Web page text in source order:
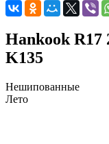
Hankook R17
K135
Нешипованные
Лето